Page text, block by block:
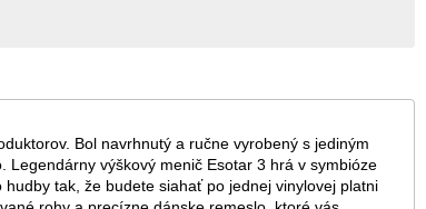
Bol navrhnutý a ručne vyrobený s jediným
výškový menič Esotar 3 hrá v symbióze
tak, že budete siahať po jednej vinylovej platni